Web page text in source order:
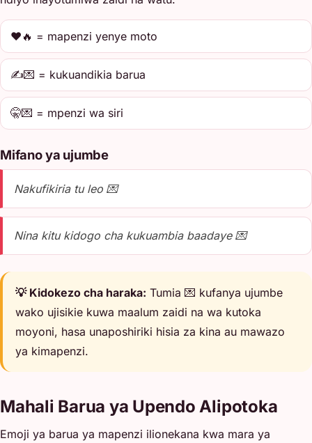
❤️🔥 = mapenzi yenye moto
✍️💌 = kukuandikia barua
🤫💌 = mpenzi wa siri
Mifano ya ujumbe
Nakufikiria tu leo 💌
Nina kitu kidogo cha kukuambia baadaye 💌
💡 Kidokezo cha haraka: Tumia 💌 kufanya ujumbe
wako ujisikie kuwa maalum zaidi na wa kutoka
moyoni, hasa unaposhiriki hisia za kina au mawazo
ya kimapenzi.
Mahali Barua ya Upendo Alipotoka
Emoji ya barua ya mapenzi ilionekana kwa mara ya